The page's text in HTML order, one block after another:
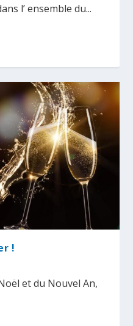
l’ ensemble du...
!
et du Nouvel An,